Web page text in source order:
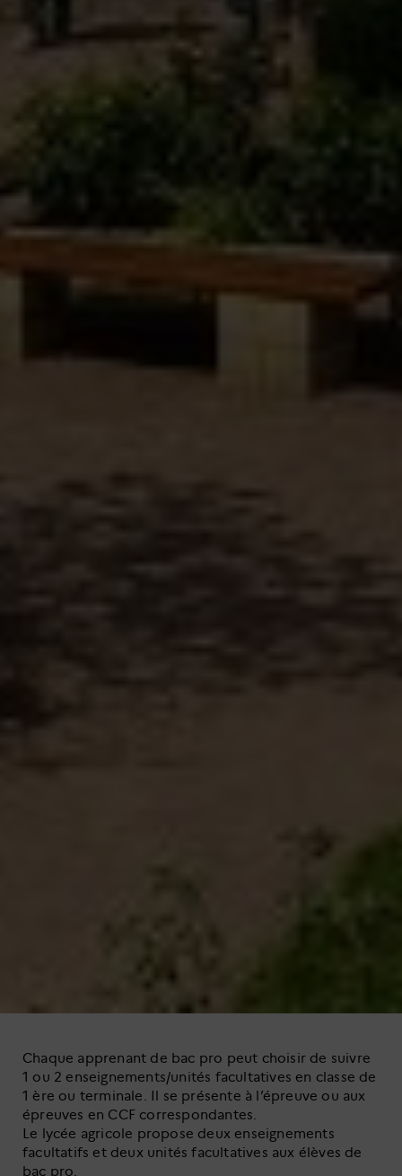
Chaque apprenant de bac pro peut choisir de suivre
1 ou 2 enseignements/unités facultatives en classe de
1 ère ou terminale. Il se présente à l’épreuve ou aux
épreuves en CCF correspondantes.
Le lycée agricole propose deux enseignements
facultatifs et deux unités facultatives aux élèves de
bac pro.